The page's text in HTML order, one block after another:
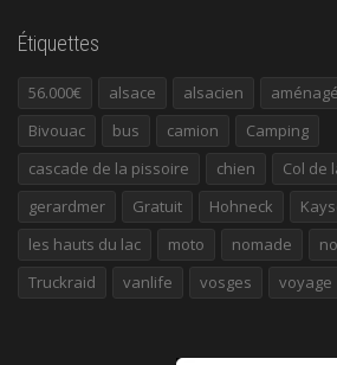
Étiquettes
56.000€ alsace alsacien aménagé
Bivouac
bus camion
Camping
cascade de la pissoire
chien
Col de
gerardmer
Gratuit Hohneck
les hauts du lac
moto nomade
Truckraid
vanlife vosges voyage